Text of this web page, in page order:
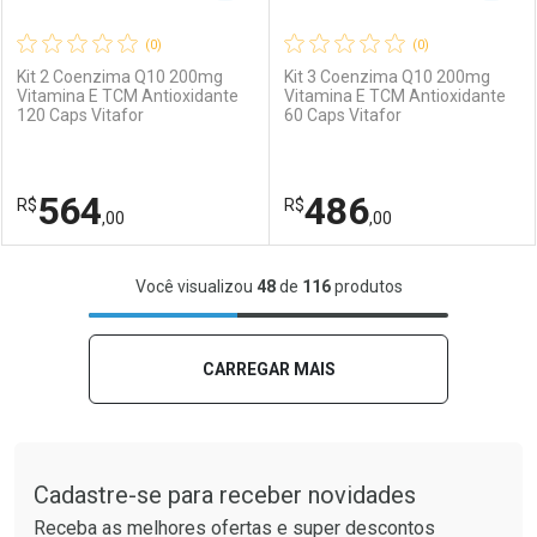
Ativar Desconto
Comprar sem Desconto
Por R$ 116,90/cada
Por R$ 116,90/cada
Ativar Desconto
Comprar sem Desconto
Por R$ 62,90/cada
Por R$ 62,90/cada
(0)
Kit 2 Coenzima Q10 200mg
Vitamina E TCM Antioxidante
120 Caps Vitafor
R$564,00
FECHAR
Laboratório
FECHAR
Por Menos
(0)
Kit 3 Coenzima Q10 200mg
Vitamina E TCM Antioxidante
60 Caps Vitafor
R$486,00
Laboratório
Por Menos
Você visualizou 48de 116produtos
CARREGAR MAIS
Cadastre-se para receber novidades
Receba as melhores ofertas e super descontos